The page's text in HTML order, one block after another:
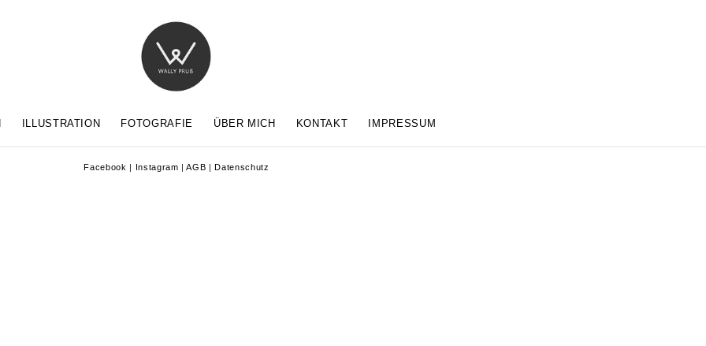
ILLUSTRATION FOTOGRAFIE ÜBER MICH KONTAKT IMPRESSUM
Facebook | Instagram |AGB |Datenschutz